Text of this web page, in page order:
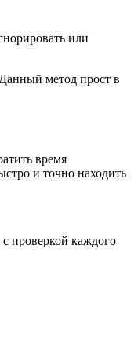
или
метод прост в
время
и точно находить
проверкой каждого